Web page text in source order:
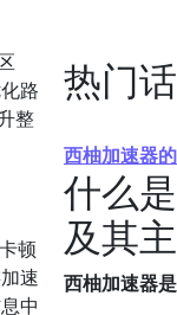
路
整
顿
速
中
热门
西柚加速器
什么
及其
西柚加速器